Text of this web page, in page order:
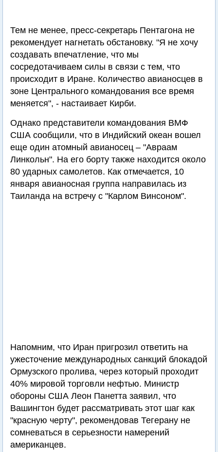
Тем не менее, пресс-секретарь Пентагона не
рекомендует нагнетать обстановку. "Я не хочу
создавать впечатление, что мы
сосредотачиваем силы в связи с тем, что
происходит в Иране. Количество авианосцев в
зоне Центрального командования все время
меняется", - настаивает Кирби.
Однако представители командования ВМФ
США сообщили, что в Индийский океан вошел
еще один атомный авианосец – "Авраам
Линкольн". На его борту также находится около
80 ударных самолетов. Как отмечается, 10
января авианосная группа направилась из
Таиланда на встречу с "Карлом Винсоном".
Напомним, что Иран пригрозил ответить на
ужесточение международных санкций блокадой
Ормузского пролива, через который проходит
40% мировой торговли нефтью. Министр
обороны США Леон Панетта заявил, что
Вашингтон будет рассматривать этот шаг как
"красную черту", рекомендовав Тегерану не
сомневаться в серьезности намерений
американцев.